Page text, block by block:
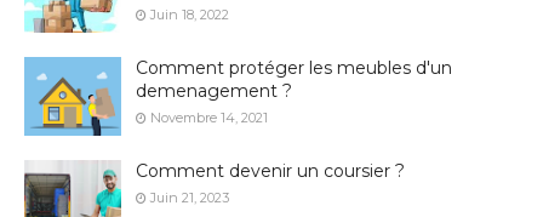
Juin 18, 2022
Comment protéger les meubles d'un
demenagement ?
Novembre 14, 2021
Comment devenir un coursier ?
Juin 21, 2023